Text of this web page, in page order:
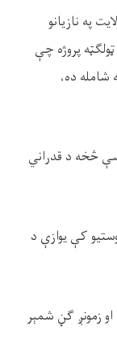
په نازیانو
پروژه چې
شامله ده،
څخه د قدراني
کې یوازې د
زمونږ ګڼ شمېر